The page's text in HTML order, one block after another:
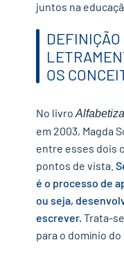
juntos na
OS
No livro
em 2003, Magda
entre esses dois
pontos de vista.
é o processo de
ou seja,
escrever. Trata-
para o domínio